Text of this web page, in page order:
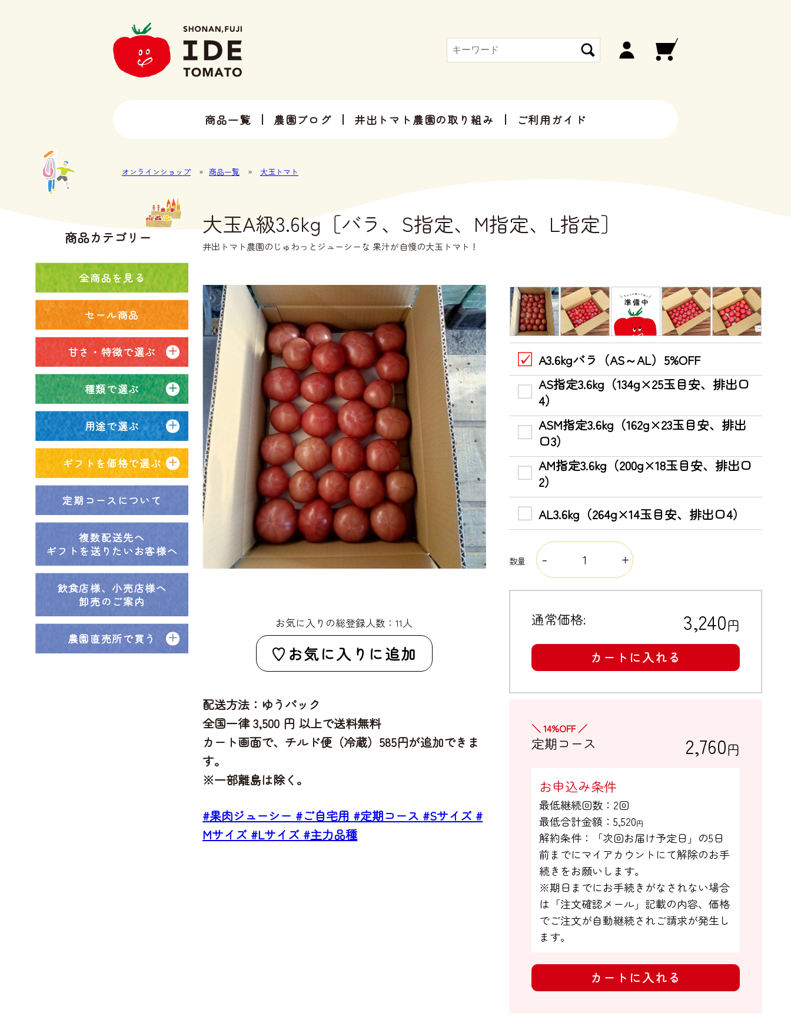
商品一覧 農園ブログ 井出トマト農園の取り組み ご利用ガイド
オンラインショップ » 商品一覧 » 大玉トマト
大玉A級3.6kg［バラ、S指定、M指定、L指定］
井出トマト農園のじゅわっとジューシーな 果汁が自慢の大玉トマト！
お気に入りの総登録人数：11人
お気に入りに追加
配送方法：ゆうパック
全国一律 3,500 円 以上で送料無料
カート画面で、チルド便（冷蔵）585円が追加できま
す。
※一部離島は除く。
#果肉ジューシー #ご自宅用 #定期コース #Sサイズ #
Mサイズ #Lサイズ #主力品種
A3.6kgバラ（AS～AL）5%OFF
AS指定3.6kg（134g×25玉目安、排出口
4）
ASM指定3.6kg（162g×23玉目安、排出
口3）
AM指定3.6kg（200g×18玉目安、排出口
2）
AL3.6kg（264g×14玉目安、排出口4）
数量
通常価格: 3,240円
カートに入れる
＼ 14%OFF ／
定期コース 2,760円
お申込み条件
最低継続回数：2回
最低合計金額：5,520円
解約条件：「次回お届け予定日」の5日
前までにマイアカウントにて解除のお手
続きをお願いします。
※期日までにお手続きがなされない場合
は「注文確認メール」記載の内容、価格
でご注文が自動継続されご請求が発生し
ます。
カートに入れる
商品カテゴリー
全商品を見る
セール商品
甘さ・特徴で選ぶ
種類で選ぶ
用途で選ぶ
ギフトを価格で選ぶ
定期コースについて
複数配送先へ
ギフトを送りたいお客様へ
飲食店様、小売店様へ
卸売のご案内
農園直売所で買う